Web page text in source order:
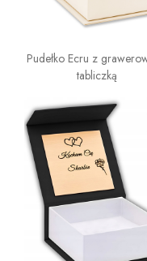
Pudełko Ecru z
tabliczką